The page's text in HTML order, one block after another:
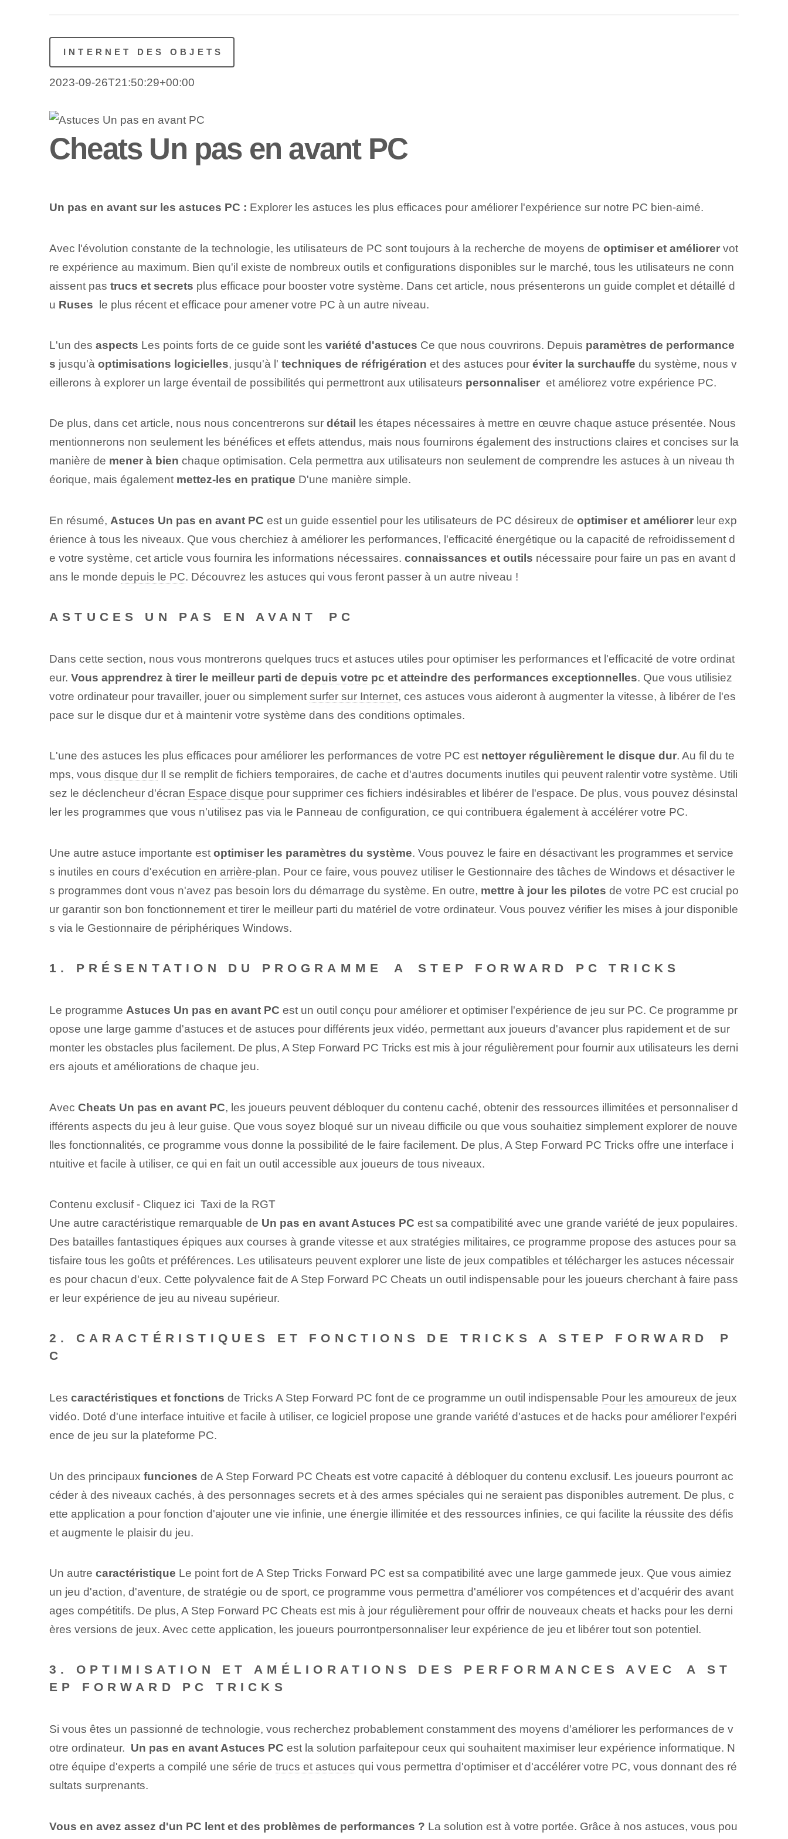
INTERNET DES OBJETS
2023-09-26T21:50:29+00:00
Cheats Un pas en avant PC
Un pas en avant sur les astuces PC : Explorer les astuces les plus efficaces pour améliorer l'expérience sur notre PC bien-aimé.
Avec l'évolution constante de la technologie, les utilisateurs de PC sont toujours à la recherche de moyens de optimiser et améliorervot
re expérience au maximum. Bien qu'il existe de nombreux outils et configurations disponibles sur le marché, tous les utilisateurs ne conn
aissent pas trucs et secrets plus efficace pour booster votre système. Dans cet article, nous présenterons un guide complet et détaillé d
u Ruses ⁢ le plus récent ⁢et efficace ⁣pour ⁢amener votre PC à un autre ⁤niveau.
L'un des aspects Les points forts de ce guide sont les variété d'astuces Ce que nous couvrirons. Depuis paramètres de performance
s jusqu'à optimisations logicielles, jusqu'à l' techniques de réfrigération et‌ des astuces pour éviter la surchauffe du système, nous v
eillerons à explorer un large éventail de possibilités qui permettront aux utilisateurs personnaliser​ et⁤ améliorez ⁣votre expérience PC.
De plus, dans cet article, nous nous concentrerons sur détail
les⁢ étapes ⁢nécessaires à ⁢mettre en œuvre ‌chaque astuce présentée. Nous
mentionnerons non seulement les bénéfices et effets attendus, mais nous fournirons également des instructions claires et concises sur la
manière de mener à bien chaque optimisation. ‌Cela​ permettra aux utilisateurs non seulement de ⁤comprendre les‍ astuces⁣ à un niveau th
éorique,⁢ mais ⁤également mettez-les en pratique D'une manière simple.
En résumé, Astuces⁤ Un pas en avant PC est un guide essentiel pour les utilisateurs de PC désireux de optimiser et améliorerleur exp
érience à tous les niveaux. Que vous cherchiez à améliorer les performances, l'efficacité énergétique ou la capacité de refroidissement d
e votre système, cet article vous fournira les informations nécessaires. connaissances et outils nécessaire pour faire un pas en avant d
ans le monde⁢ depuis le PC. Découvrez les astuces qui vous feront passer à un autre niveau !
ASTUCES ​UN PAS EN AVANT ⁢PC
Dans cette section, nous vous montrerons quelques trucs et astuces utiles pour optimiser les performances et l'efficacité de votre ordinat
eur. Vous apprendrez à tirer le meilleur parti de depuis votre pc et atteindre des performances exceptionnelles. Que vous utilisiez
votre ordinateur pour travailler, jouer ou simplement surfer sur Internet, ces astuces vous aideront à augmenter la vitesse, à libérer de l'es
pace sur le disque dur et à maintenir votre système dans des conditions optimales.
L'une des astuces les plus efficaces pour améliorer les performances de votre PC est nettoyer régulièrement le disque dur. Au fil du te
mps, vous disque durIl se remplit de fichiers temporaires, de cache et d'autres documents inutiles qui peuvent ralentir votre système. ‍Utili
sez le déclencheur d'écran Espace disque pour supprimer ces fichiers indésirables et libérer de l'espace. De plus, vous pouvez désinstal
ler les programmes que vous n'utilisez pas via le Panneau de configuration, ce qui contribuera également à accélérer votre PC.
Une autre astuce importante est optimiser les paramètres du système. Vous pouvez le faire en désactivant les programmes et service
s inutiles en cours d'exécution en arrière-plan. Pour ce faire, vous pouvez utiliser le Gestionnaire des tâches de Windows et désactiver le
s programmes dont vous n'avez pas besoin lors du démarrage du système. En outre, mettre à jour les pilotes de votre PC est crucial po
ur garantir son bon fonctionnement et tirer le meilleur parti du matériel de votre ordinateur. Vous pouvez‌ vérifier les mises à jour disponible
s‍ via le Gestionnaire de périphériques Windows.
1. PRÉSENTATION DU PROGRAMME ⁣A⁢ STEP​ FORWARD PC TRICKS
Le programme Astuces⁤ Un pas en avant PC ⁣est un outil conçu pour améliorer et optimiser l'expérience de jeu sur PC. Ce programme pr
opose une large gamme d'astuces et de astuces pour différents jeux vidéo, permettant aux joueurs d'avancer plus rapidement et de sur
monter les obstacles plus facilement. De plus, A Step Forward PC Tricks est mis à jour régulièrement pour fournir aux utilisateurs les derni
ers ajouts et améliorations de chaque jeu.
Avec Cheats Un pas en avant PC, les joueurs peuvent débloquer du contenu caché, obtenir des ressources illimitées et personnaliser d
ifférents aspects du jeu à leur guise. Que vous soyez bloqué sur un niveau difficile ou que vous souhaitiez simplement explorer de nouve
lles fonctionnalités, ce programme vous donne la possibilité de le faire facilement. De plus, A Step Forward PC Tricks offre une interface i
ntuitive et facile à utiliser, ce qui en fait un outil accessible aux joueurs de tous niveaux.
Contenu exclusif - Cliquez ici Taxi de la RGT
Une autre caractéristique remarquable de Un pas en avant⁣ Astuces PC est sa compatibilité avec une grande variété de jeux populaires.
Des batailles fantastiques épiques aux courses à grande vitesse et aux stratégies militaires, ce programme propose des astuces pour sa
tisfaire tous les goûts et préférences. Les utilisateurs peuvent explorer une liste de jeux compatibles et télécharger les astuces nécessair
es pour chacun d'eux. Cette polyvalence fait de A Step Forward PC Cheats un outil indispensable pour les joueurs cherchant à faire pass
er leur expérience de jeu au niveau supérieur.
2. CARACTÉRISTIQUES ET FONCTIONS DE TRICKS A STEP FORWARD ⁢P
C
Les caractéristiques et fonctions ‌de‍ Tricks ‌A ‌Step Forward PC font de ce programme un outil indispensable‍ Pour les amoureux de jeux
vidéo. Doté d'une interface intuitive et facile à utiliser, ce logiciel propose une grande variété d'astuces et de hacks pour améliorer l'expéri
ence de jeu sur la plateforme PC.
Un des principaux funciones de A Step Forward ‌PC Cheats est votre capacité à débloquer du contenu exclusif.‍ Les ⁢joueurs⁤ pourront ac
céder à des niveaux‌ cachés, à des personnages secrets et à des armes spéciales qui ne seraient pas disponibles autrement. De plus, c
ette application a pour fonction d'ajouter une vie infinie, une énergie illimitée et des ressources infinies, ce qui facilite la réussite des défis
et augmente le plaisir du jeu.
Un autre caractéristique Le point fort de ⁤A Step Tricks⁢ Forward PC est sa compatibilité avec une ⁤large gamme⁤de jeux. Que vous aimiez
un jeu d'action, d'aventure, de stratégie ou de sport, ce programme vous permettra d'améliorer vos compétences et d'acquérir des avant
ages compétitifs. De plus, A Step Forward ‌PC⁢ Cheats est‌ mis à jour régulièrement pour‌ offrir‌ de nouveaux cheats et hacks‍ pour ⁣les derni
ères versions de jeux. Avec cette ⁢application, les joueurs pourront⁣personnaliser leur ⁢expérience de jeu et libérer tout son potentiel.
3. OPTIMISATION ET AMÉLIORATIONS DES PERFORMANCES AVEC⁢ A ST
EP FORWARD PC TRICKS
Si vous êtes un passionné de technologie, vous recherchez probablement constamment des moyens d'améliorer les performances de v
otre ordinateur. ⁤ Un pas en avant Astuces PC est ⁢la solution parfaite‌pour ceux​ qui souhaitent maximiser leur expérience informatique. N
otre équipe d'experts⁣ a compilé une série de⁤ trucs et astuces ‌qui vous permettra d'optimiser et ⁤d'accélérer votre PC, vous donnant⁤ des ré
sultats surprenants.
Vous en avez assez d'un PC lent et des problèmes de performances ? La solution est à votre portée. ‌Grâce à nos astuces, vous pou